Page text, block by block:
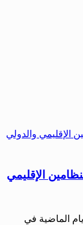
الإقليمي
الماضية في